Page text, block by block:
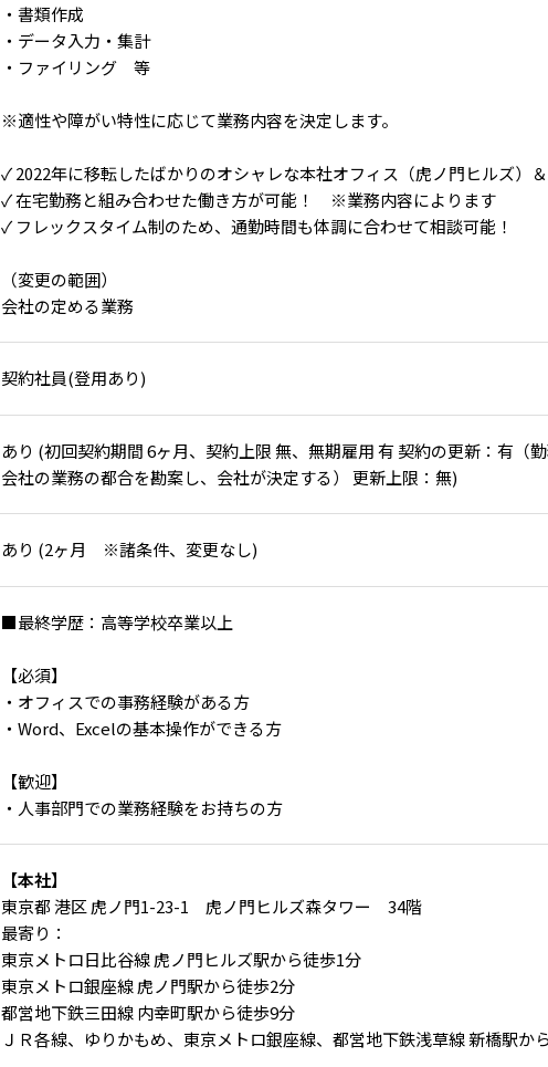
・書類作成
・データ入力・集計
・ファイリング 等
※適性や障がい特性に応じて業務内容を決定します。
✓ 2022年に移転したばかりのオシャレな本社オフィス（虎ノ門ヒルズ）
✓ 在宅勤務と組み合わせた働き方が可能！ ※業務内容によります
✓ フレックスタイム制のため、通勤時間も体調に合わせて相談可能！
（変更の範囲）
会社の定める業務
契約社員(登用あり)
あり (初回契約期間 6ヶ⽉、契約上限 無、無期雇⽤ 有 契約の更新：有（
会社の業務の都合を勘案し、会社が決定する） 更新上限：無)
あり (2ヶ⽉ ※諸条件、変更なし)
■最終学歴：高等学校卒業以上
【必須】
・オフィスでの事務経験がある方
・Word、Excelの基本操作ができる方
【歓迎】
・人事部門での業務経験をお持ちの方
【本社】
東京都 港区 虎ノ門1-23-1 虎ノ門ヒルズ森タワー 34階
最寄り：
東京メトロ日比谷線 虎ノ門ヒルズ駅から徒歩1分
東京メトロ銀座線 虎ノ門駅から徒歩2分
都営地下鉄三田線 内幸町駅から徒歩9分
ＪＲ各線、ゆりかもめ、東京メトロ銀座線、都営地下鉄浅草線 新橋駅か